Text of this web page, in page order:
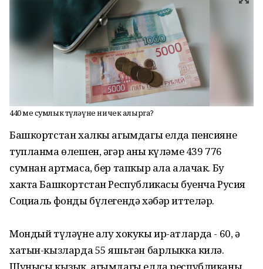
440 мең сумлык түләүне ничек алырга?
Башкортстан халкы агымдагы елда пенсиянең
тупланма өлешен, әгәр аның күләме 439 776
сумнан артмаса, бер тапкыр ала алачак. Бу
хакта Башкортстан Республикасы буенча Русия
Социаль фонды бүлегендә хәбәр иттеләр.
Мондый түләүне алу хокукы ир-атларда - 60, ә
хатын-кызларда 55 яшьтән барлыкка килә.